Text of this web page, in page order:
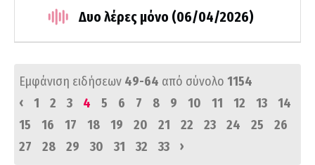
Δυο λέρες μόνο (06/04/2026)
Εμφάνιση ειδήσεων 49-64 από σύνολο 1154
‹
1 2 3 4 5 6 7 8 9 10 11 12 13
14
15
16 17 18 19 20 21 22 23 24 25
26
27
28 29 30 31 32 33 ›